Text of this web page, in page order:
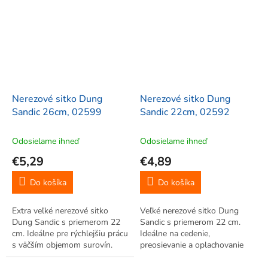
Nerezové sitko Dung
Sandic 26cm, 02599
Odosielame ihneď
€5,29
Do košíka
Extra veľké nerezové sitko
Dung Sandic s priemerom 22
cm. Ideálne pre rýchlejšiu prácu
s väčším objemom surovín.
Odolná nerezová oceľ,
Nerezové sitko Dung
Sandic 22cm, 02592
Odosielame ihneď
€4,89
Do košíka
Veľké nerezové sitko Dung
Sandic s priemerom 22 cm.
Ideálne na cedenie,
preosievanie a oplachovanie